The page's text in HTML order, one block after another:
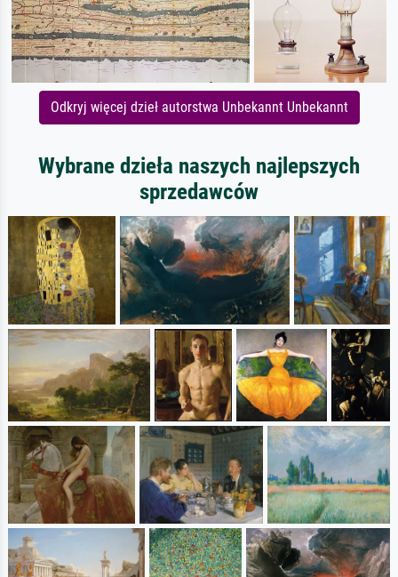
Odkryj więcej dzieł autorstwa Unbekannt Unbekannt
Wybrane dzieła naszych najlepszych
sprzedawców